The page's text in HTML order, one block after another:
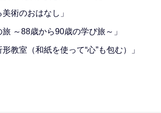
術のおはなし」
～88歳から90歳の学び旅～」
室（和紙を使って“心”も包む）」